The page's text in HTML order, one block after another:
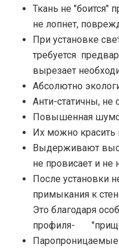
Ткань не "боится"
не лопнет,
При установке
требуется
вырезает
Абсолютно
Анти-статичны, не
Повышенная
Их можно красить
Выдерживают
не провисает и не
После установки
примыкания к
Это благодаря
профиля-